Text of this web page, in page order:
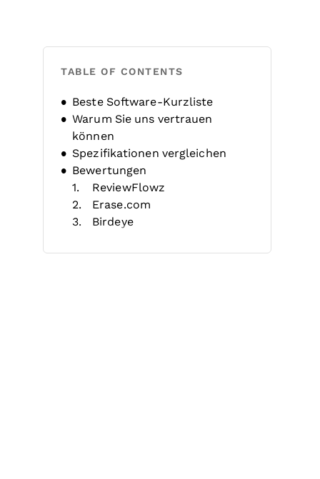
TABLE OF CONTENTS
Beste Software-Kurzliste
Warum Sie uns vertrauen
können
Spezifikationen vergleichen
Bewertungen
ReviewFlowz
Erase.com
Birdeye
BrightLocal